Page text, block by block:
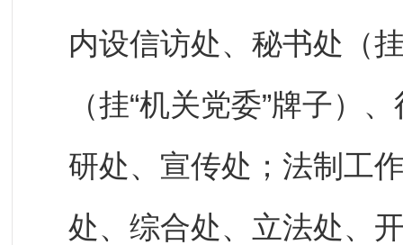
内设信访处、秘书处（
（挂“机关党委”牌子）
研处、宣传处；法制工
处、综合处、立法处、